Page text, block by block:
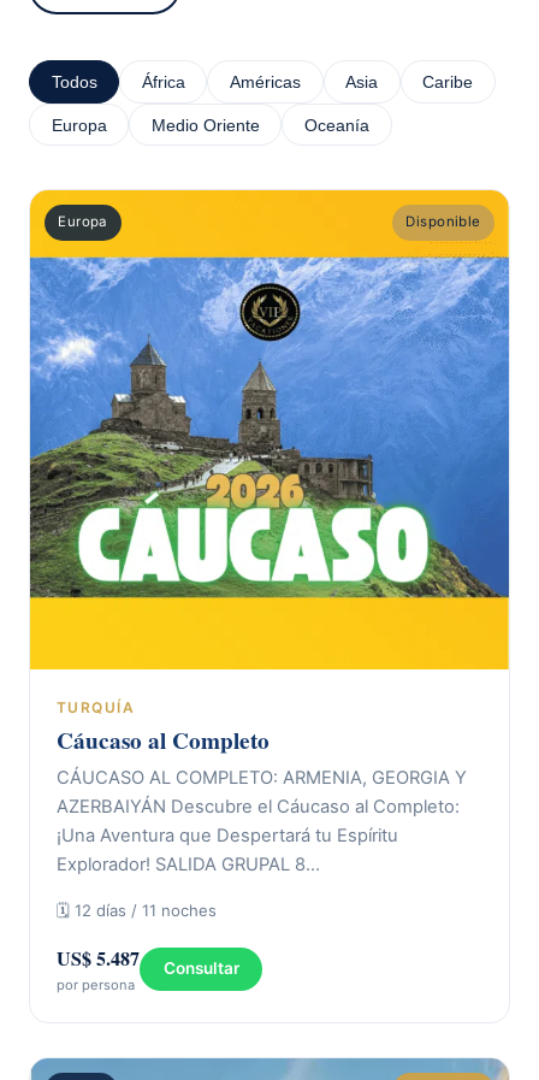
Todos África Américas Asia Caribe
Europa Medio Oriente Oceanía
Europa Disponible
TURQUÍA
Cáucaso al Completo
CÁUCASO AL COMPLETO: ARMENIA, GEORGIA Y
AZERBAIYÁN Descubre el Cáucaso al Completo:
¡Una Aventura que Despertará tu Espíritu
Explorador! SALIDA GRUPAL 8…
🗓 12 días / 11 noches
US$ 5.487
por persona
Consultar